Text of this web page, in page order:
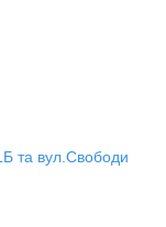
та вул.Свободи